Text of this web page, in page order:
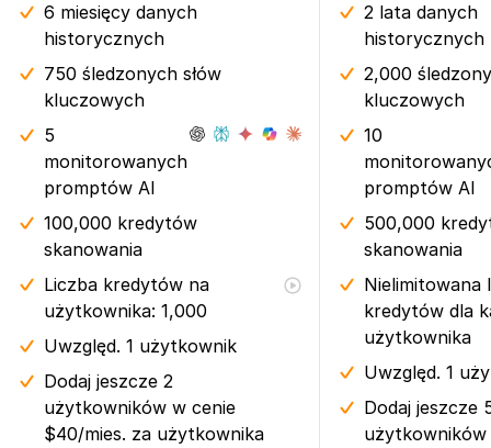
6 miesięcy danych
historycznych
750 śledzonych słów
kluczowych
5
monitorowanych
promptów AI
100,000 kredytów
skanowania
Liczba kredytów na
użytkownika: 1,000
Uwzględ. 1 użytkownik
Dodaj jeszcze 2
użytkowników w cenie
$40/mies. za użytkownika
2 lata danych
historycznych
2,000
kluczowych
10
promptów AI
500,000
skanowania
Nielimitowana
kredytów dla
użytkownika
Uwzględ. 1
Dodaj jeszcze
użytkowników